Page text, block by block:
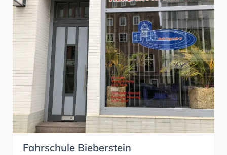
Fahrschule Bieberstein